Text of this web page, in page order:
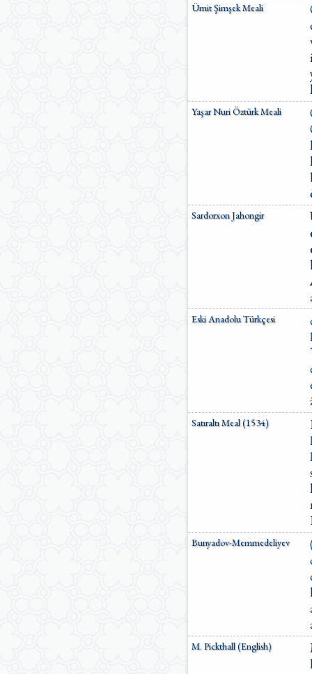
Ümit Şimşek Meali
Yaşar Nuri Öztürk Meali
Sardorxon Jahongir
Eski Anadolu Türkçesi
Satıraltı Meal (1534)
Bunyadov-Memmedeliyev
M. Pickthall (English)